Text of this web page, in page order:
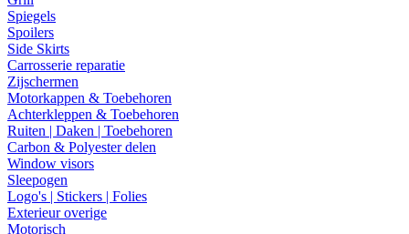
Spiegels
Spoilers
Side Skirts
Carrosserie reparatie
Zijschermen
Motorkappen & Toebehoren
Achterkleppen & Toebehoren
Ruiten | Daken | Toebehoren
Carbon & Polyester delen
Window visors
Sleepogen
Logo's | Stickers | Folies
Exterieur overige
Motorisch